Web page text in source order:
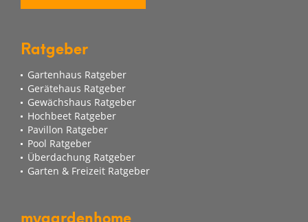
Ratgeber
Gartenhaus Ratgeber
Gerätehaus Ratgeber
Gewächshaus Ratgeber
Hochbeet Ratgeber
Pavillon Ratgeber
Pool Ratgeber
Überdachung Ratgeber
Garten & Freizeit Ratgeber
mygardenhome